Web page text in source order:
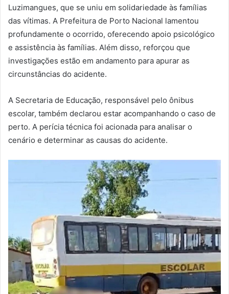
Luzimangues, que se uniu em solidariedade às famílias
das vítimas. A Prefeitura de Porto Nacional lamentou
profundamente o ocorrido, oferecendo apoio psicológico
e assistência às famílias. Além disso, reforçou que
investigações estão em andamento para apurar as
circunstâncias do acidente.
A Secretaria de Educação, responsável pelo ônibus
escolar, também declarou estar acompanhando o caso de
perto. A perícia técnica foi acionada para analisar o
cenário e determinar as causas do acidente.